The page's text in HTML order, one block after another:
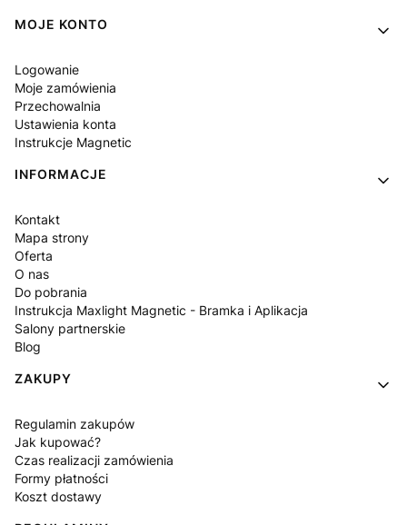
Linki w stopce
MOJE KONTO
Logowanie
Moje zamówienia
Przechowalnia
Ustawienia konta
Instrukcje Magnetic
INFORMACJE
Kontakt
Mapa strony
Oferta
O nas
Do pobrania
Instrukcja Maxlight Magnetic - Bramka i Aplikacja
Salony partnerskie
Blog
ZAKUPY
Regulamin zakupów
Jak kupować?
Czas realizacji zamówienia
Formy płatności
Koszt dostawy